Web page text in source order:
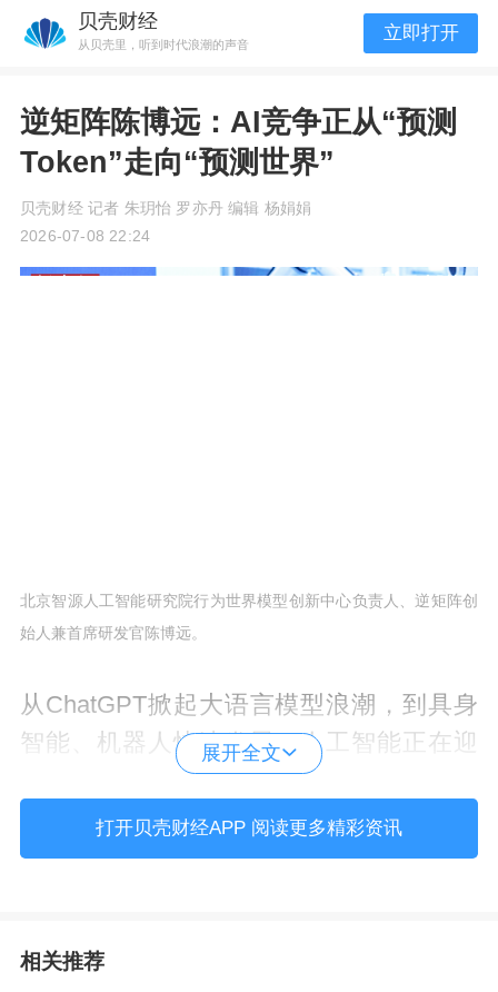
贝壳财经
从贝壳里，听到时代浪潮的声音
立即打开
逆矩阵陈博远：AI竞争正从“预测
Token”走向“预测世界”
贝壳财经 记者 朱玥怡 罗亦丹 编辑 杨娟娟
2026-07-08 22:24
北京智源人工智能研究院行为世界模型创新中心负责人、逆矩阵创
始人兼首席研发官陈博远。
从ChatGPT掀起大语言模型浪潮，到具身
智能、机器人快速发展，人工智能正在迎
来新的技术拐点。
随着人工智能加速从数字世界走向实体经
展开全文
打开贝壳财经APP 阅读更多精彩资讯
相关推荐